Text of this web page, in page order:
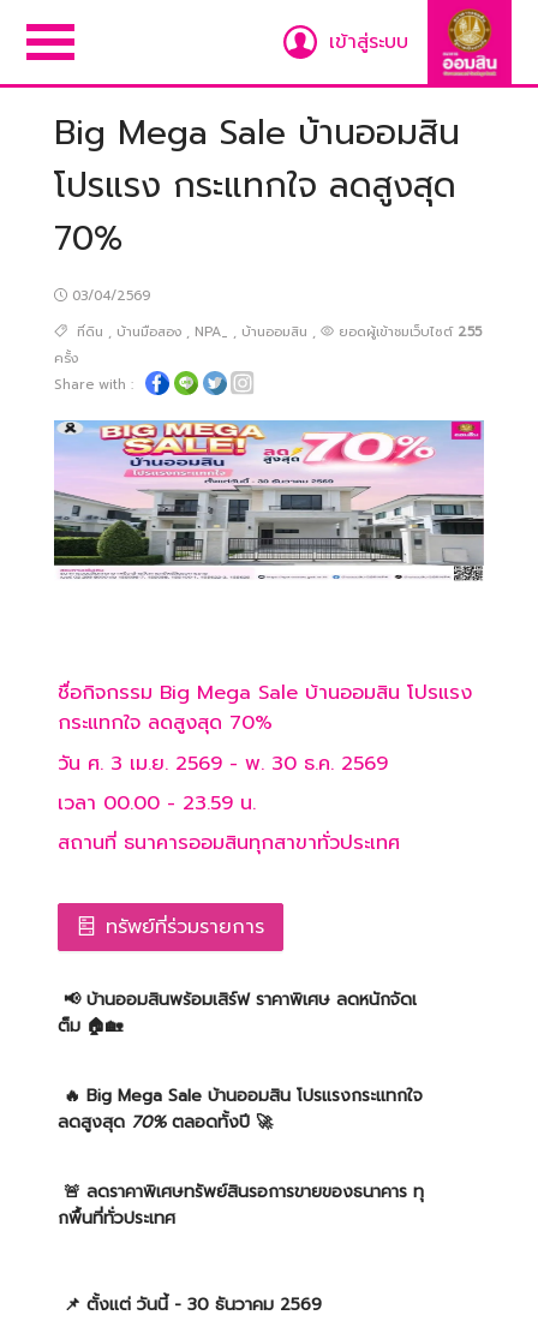
เข้าสู่ระบบ
Big Mega Sale บ้านออมสิน
โปรแรง กระแทกใจ ลดสูงสุด
70%
03/04/2569
ที่ดิน , บ้านมือสอง , NPA_ , บ้านออมสิน , ยอดผู้เข้าชมเว็บไซต์ 255
ครั้ง
Share with :
ชื่อกิจกรรม Big Mega Sale บ้านออมสิน โปรแรง
กระแทกใจ ลดสูงสุด 70%
วัน ศ. 3 เม.ย. 2569 - พ. 30 ธ.ค. 2569
เวลา 00.00 - 23.59 น.
สถานที่ ธนาคารออมสินทุกสาขาทั่วประเทศ
ทรัพย์ที่ร่วมรายการ
📢 บ้านออมสินพร้อมเสิร์ฟ ราคาพิเศษ ลดหนักจัดเ
ต็ม 🏠🏡
🔥 Big Mega Sale บ้านออมสิน โปรแรงกระแทกใจ
ลดสูงสุด 70%ตลอดทั้งปี 🚀
🚨 ลดราคาพิเศษทรัพย์สินรอการขายของธนาคาร ทุ
กพื้นที่ทั่วประเทศ
📌 ตั้งแต่ วันนี้ - 30 ธันวาคม 2569